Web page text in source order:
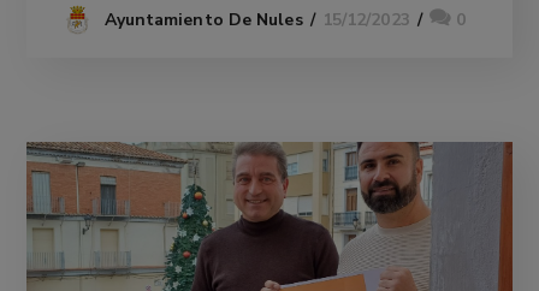
Ayuntamiento De Nules 15/12/2023 0